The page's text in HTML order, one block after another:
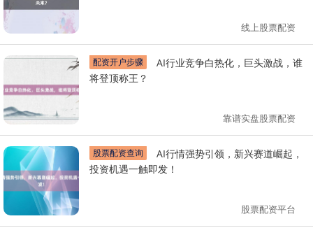
线上股票配资
配资开户步骤
将登顶称王？
靠谱实盘股票配资
股票配资查询
投资机遇一触即发！
股票配资平台